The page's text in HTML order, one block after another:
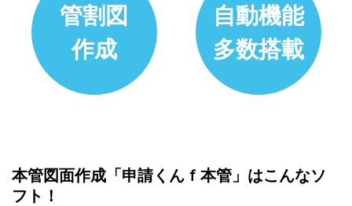
管割図
作成
自動機能
多数搭載
本管図面作成「申請くんｆ本管」はこんなソ
フト！